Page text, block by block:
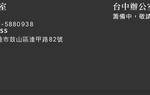
5880938
鼓山區逢甲路82號
台中辦公
籌備中，敬